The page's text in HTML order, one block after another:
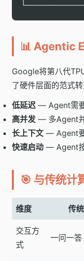
📊 Agentic
Google将第八代
了硬件层面的范式转
低延迟 — Agent需
高并发 — 多Agent
长上下文 — Agent
快速启动 — Agent
🎯 与传统计
维度 传
交互方
式
一问一答